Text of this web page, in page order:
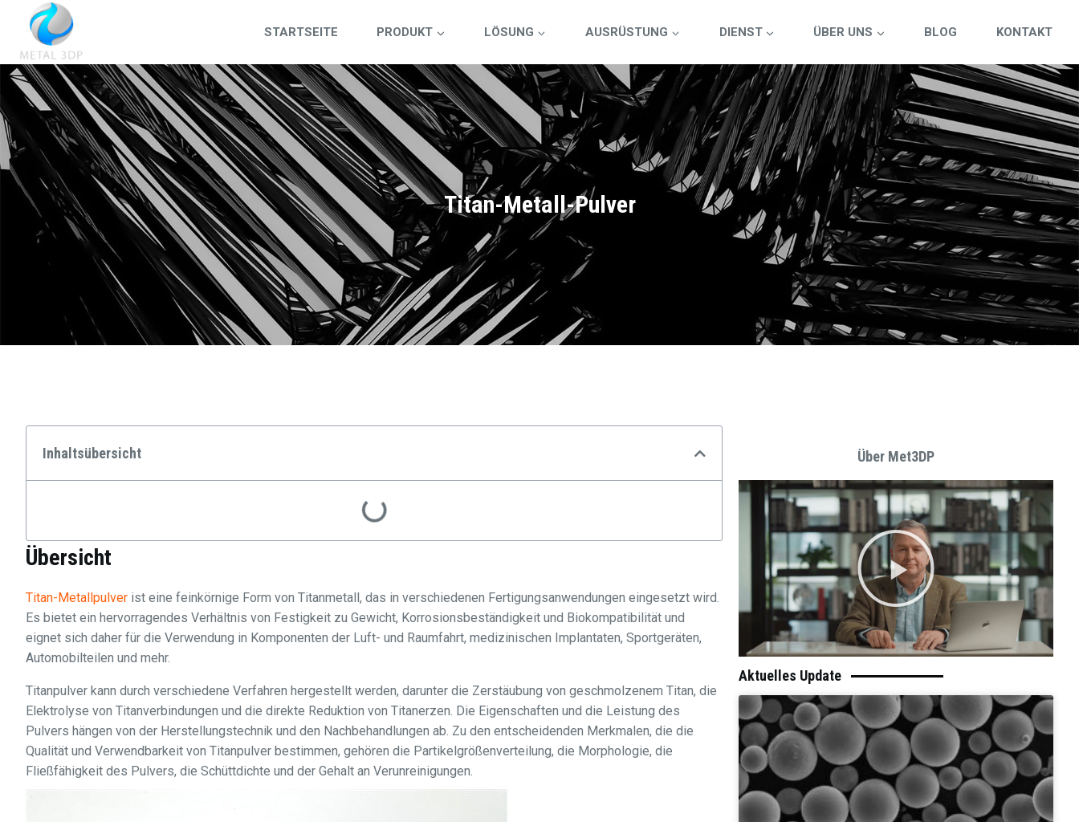
STARTSEITE PRODUKT LÖSUNG AUSRÜSTUNG DIENST ÜBER UNS BLOG KONTAKT
Titan-Metall-Pulver
Inhaltsübersicht
Übersicht
Titan-Metallpulver ist eine feinkörnige Form von Titanmetall, das in verschiedenen Fertigungsanwendungen eingesetzt wird.
Es bietet ein hervorragendes Verhältnis von Festigkeit zu Gewicht, Korrosionsbeständigkeit und Biokompatibilität und
eignet sich daher für die Verwendung in Komponenten der Luft- und Raumfahrt, medizinischen Implantaten, Sportgeräten,
Automobilteilen und mehr.
Titanpulver kann durch verschiedene Verfahren hergestellt werden, darunter die Zerstäubung von geschmolzenem Titan, die
Elektrolyse von Titanverbindungen und die direkte Reduktion von Titanerzen. Die Eigenschaften und die Leistung des
Pulvers hängen von der Herstellungstechnik und den Nachbehandlungen ab. Zu den entscheidenden Merkmalen, die die
Qualität und Verwendbarkeit von Titanpulver bestimmen, gehören die Partikelgrößenverteilung, die Morphologie, die
Fließfähigkeit des Pulvers, die Schüttdichte und der Gehalt an Verunreinigungen.
Über Met3DP
Aktuelles Update